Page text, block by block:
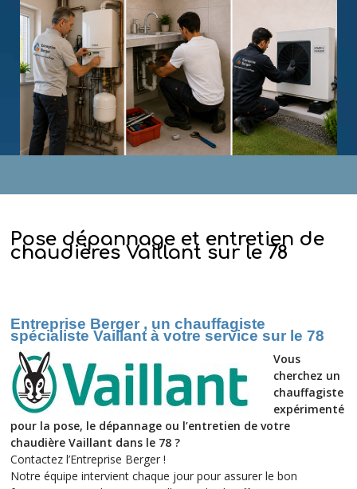
Pose dépannage et entretien de
chaudières Vaillant sur le 78
Entreprise Berger , un chauffagiste
spécialiste Vaillant à votre service sur le 78
Vous
cherchez un
chauffagiste
expérimenté
pour la pose, le dépannage ou l’entretien de votre
chaudière Vaillant dans le 78 ?
Contactez l’Entreprise Berger !
Notre équipe intervient chaque jour pour assurer le bon